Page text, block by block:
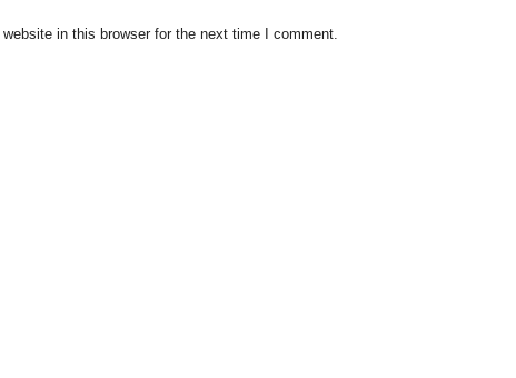
in this browser for the next time I comment.